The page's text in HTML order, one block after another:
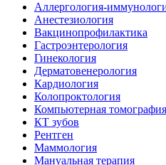
Аллергология-
Анестезиология
Вакцинопрофилактика
Гастроэнтерология
Гинекология
Дерматовенерология
Кардиология
Колопроктология
Компьютерная томография
КТ зубов
Рентген
Маммология
Мануальная терапия